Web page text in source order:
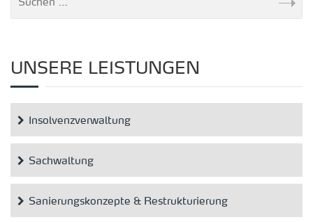
UNSERE LEISTUNGEN
Insolvenzverwaltung
Sachwaltung
Sanierungskonzepte & Restrukturierung